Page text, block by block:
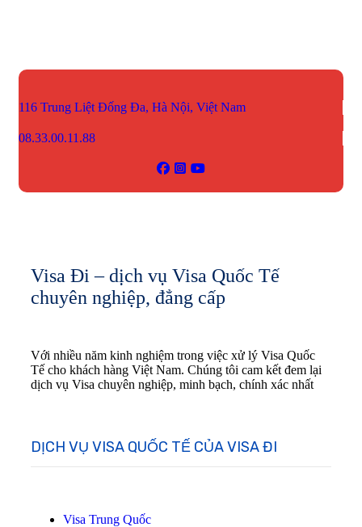
116 Trung Liệt Đống Đa, Hà Nội, Việt Nam
08.33.00.11.88
Visa Đi – dịch vụ Visa Quốc Tế
chuyên nghiệp, đẳng cấp
Với nhiều năm kinh nghiệm trong việc xử lý Visa Quốc
Tế cho khách hàng Việt Nam. Chúng tôi cam kết đem lại
dịch vụ Visa chuyên nghiệp, minh bạch, chính xác nhất
DỊCH VỤ VISA QUỐC TẾ CỦA VISA ĐI
Visa Trung Quốc